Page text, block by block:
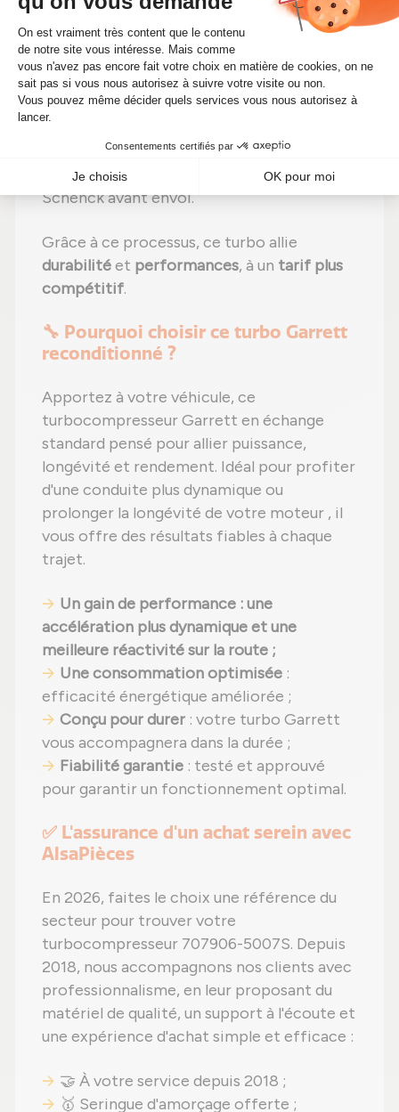
Étape 3 :Contrôle rigoureux
de chaque
composant ;
Étape 4 :Remplacement des pièces
endommagéespar des pièces neuves ;
Étape 5 :Réassemblageavec des
constructeur ;
Étape 6 :Tests complets
sur banc d'essai
Schenck avant envoi.
Grâce à ce processus, ce turbo allie
durabilitéet performances, à un tarif plus
compétitif.
🔧 Pourquoi choisir ce turbo Garrett
reconditionné ?
Apportez à votre véhicule, ce
turbocompresseur Garrett en échange
standard pensé pour allier puissance,
longévité et rendement. Idéal pour profiter
d'une conduite plus dynamique ou
prolonger la longévité de votre moteur , il
vous offre des résultats fiables à chaque
trajet.
Un gain de performance : une
accélération plus dynamique et une
meilleure réactivité sur la route ;
Une consommation optimisée :
efficacité énergétique améliorée ;
Conçu pour durer : votre turbo Garrett
vous accompagnera dans la durée ;
Fiabilité garantie : testé et approuvé
pour garantir un fonctionnement optimal.
✅ L'assurance d'un achat serein avec
AlsaPièces
En 2026, faites le choix une référence du
secteur pour trouver votre
turbocompresseur 707906-5007S. Depuis
2018, nous accompagnons nos clients avec
professionnalisme, en leur proposant du
matériel de qualité, un support à l'écoute et
une expérience d'achat simple et efficace :
🤝 À votre service depuis 2018 ;
🥇 Seringue d'amorçage offerte ;